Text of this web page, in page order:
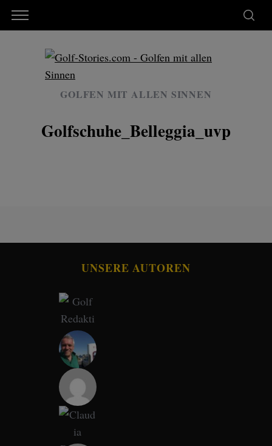
GOLFEN MIT ALLEN SINNEN
Golfschuhe_Belleggia_uvp
UNSERE AUTOREN